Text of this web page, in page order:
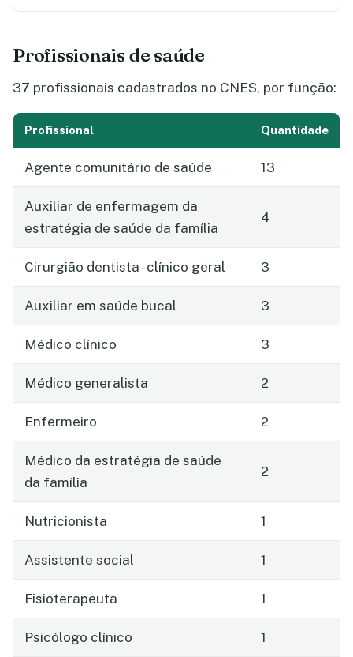
Profissionais de saúde
37 profissionais cadastrados no CNES, por função:
Profissional Quantidade
Agente comunitário de saúde 13
Auxiliar de enfermagem da
estratégia de saúde da família
4
Cirurgião dentista - clínico geral 3
Auxiliar em saúde bucal 3
Médico clínico 3
Médico generalista 2
Enfermeiro 2
Médico da estratégia de saúde
da família
2
Nutricionista 1
Assistente social 1
Fisioterapeuta 1
Psicólogo clínico 1